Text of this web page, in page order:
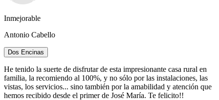
Inmejorable
Antonio Cabello
Dos Encinas
He tenido la suerte de disfrutar de esta impresionante casa rural en
familia, la recomiendo al 100%, y no sólo por las instalaciones, las
vistas, los servicios... sino también por la amabilidad y atención que
hemos recibido desde el primer de José María. Te felicito!!